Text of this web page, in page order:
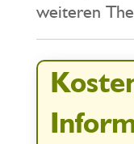
weiteren